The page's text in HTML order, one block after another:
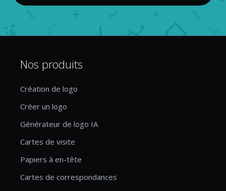
Nos produits
Création de logo
Créer un logo
Générateur de logo IA
Cartes de visite
Papiers à en-tête
Cartes de correspondances